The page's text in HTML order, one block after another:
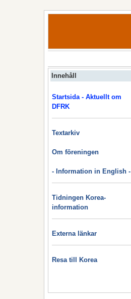
Innehåll
Startsida - Aktuellt om
DFRK
Textarkiv
Om föreningen
- Information in English -
Tidningen Korea-
information
Externa länkar
Resa till Korea